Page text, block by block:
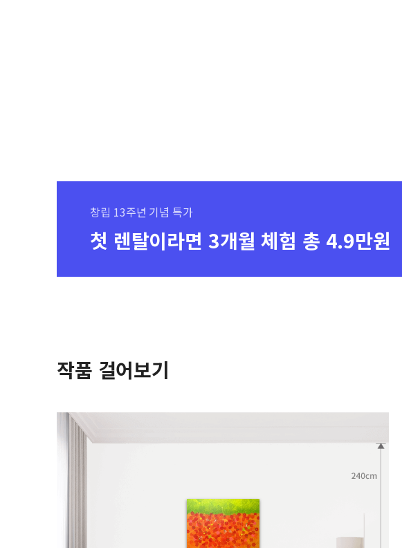
창립 13주년 기념 특가
첫 렌탈이라면 3개월 체험 총 4.9만원
작품 걸어보기